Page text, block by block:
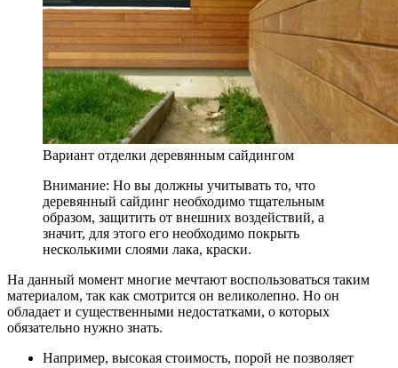
Вариант отделки деревянным сайдингом
Внимание: Но вы должны учитывать то, что
деревянный сайдинг необходимо тщательным
образом, защитить от внешних воздействий, а
значит, для этого его необходимо покрыть
несколькими слоями лака, краски.
На данный момент многие мечтают воспользоваться таким
материалом, так как смотрится он великолепно. Но он
обладает и существенными недостатками, о которых
обязательно нужно знать.
Например, высокая стоимость, порой не позволяет